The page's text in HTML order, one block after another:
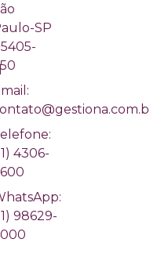
SP
4306-
98629-